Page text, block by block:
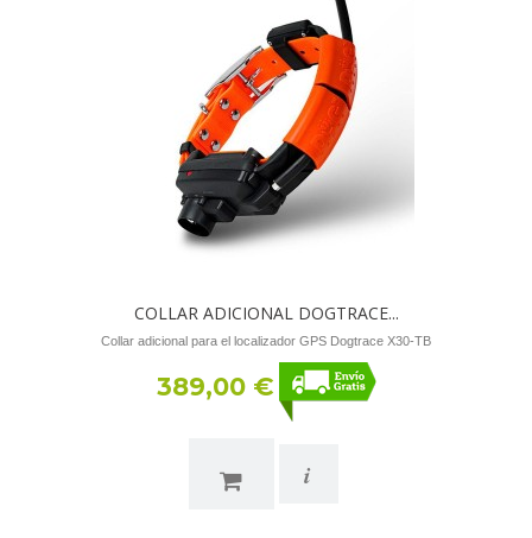
COLLAR ADICIONAL DOGTRACE...
Collar adicional para el localizador GPS Dogtrace X30-TB
389,00 €
i